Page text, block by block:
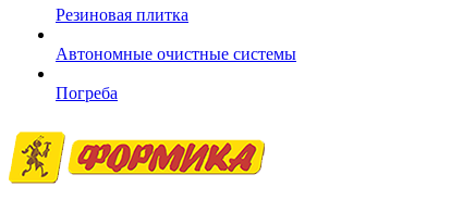
Резиновая плитка
Автономные очистные системы
Погреба